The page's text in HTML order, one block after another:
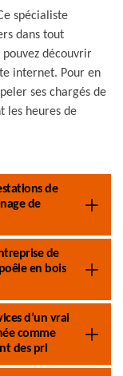
spécialiste
dans tout
pouvez découvrir
internet. Pour en
ses chargés de
les heures de
de
de
de
en bois
d’un vrai
comme
des pri